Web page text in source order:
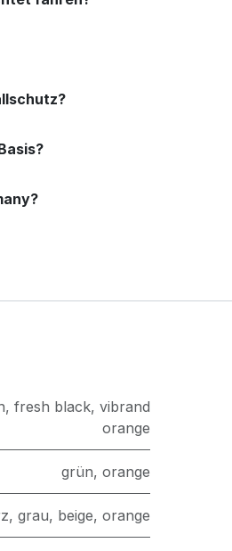
, fresh black, vibrand
orange
grün, orange
, grau, beige, orange